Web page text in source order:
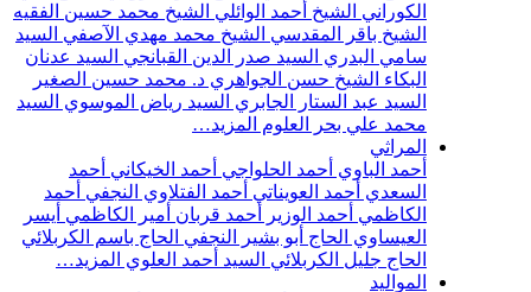
الكوراني الشيخ أحمد الوائلي الشيخ محمد حسين الفقيه
الشيخ باقر المقدسي الشيخ محمد مهدي الآصفي السيد
سامي البدري السيد صدر الدين القبانجي السيد عدنان
البكاء الشيخ حسن الجواهري د. محمد حسين الصغير
السيد عبد الستار الجابري السيد رياض الموسوي السيد
محمد علي بحر العلوم المزيد…
المراثي
أحمد الباوي أحمد الحلواجي أحمد الخيكاني أحمد
السعدي أحمد العويناتي أحمد الفتلاوي النجفي أحمد
الكاظمي أحمد الوزير أحمد قربان أمير الكاظمي أيسر
العيساوي الحاج أبو بشير النجفي الحاج باسم الكربلائي
الحاج جليل الكربلائي السيد أحمد العلوي المزيد…
المواليد